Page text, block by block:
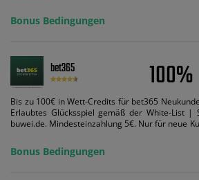
Bonus Bedingungen
bet365 100%
Bis zu 100€ in Wett-Credits für bet365
Erlaubtes Glücksspiel gemäß der White-List
buwei.de. Mindesteinzahlung 5€. Nur für neue
ein und wir geben Ihnen die entsprechende
Wett-Credits, wenn Sie qualifizierende Wetten
Bonus Bedingungen